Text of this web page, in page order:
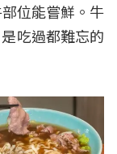
位能嘗鮮。牛
吃過都難忘的